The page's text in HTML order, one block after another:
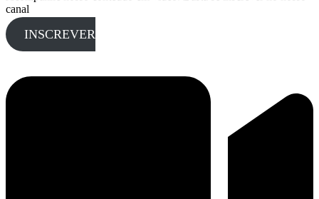
canal
INSCREVER